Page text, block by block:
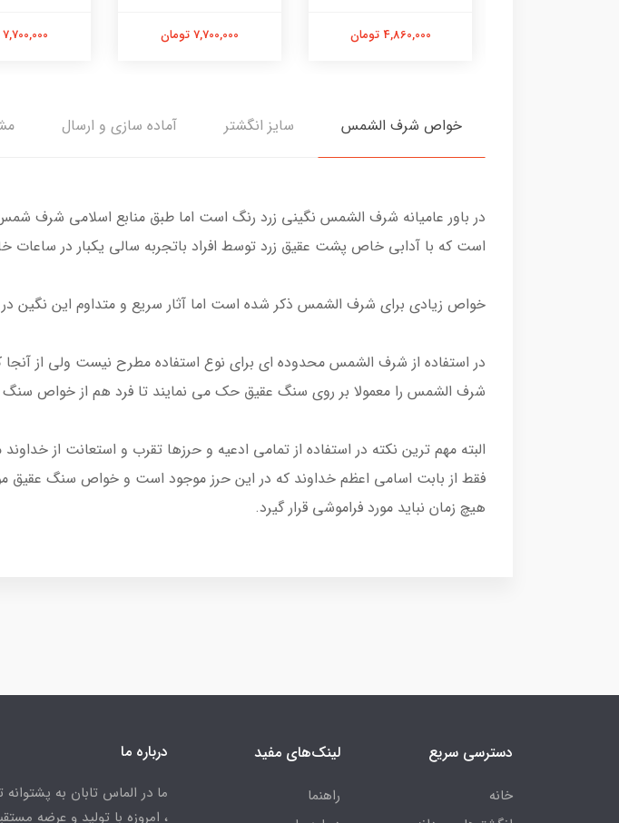
4,860,000 تومان 7,700,000 تومان 7,700,000 تومان
خواص شرف الشمس سایز انگشتر آماده سازی و ارسال
در باور عامیانه شرف الشمس نگینی زرد رنگ است اما طبق منابع اسلامی شرف
است که با آدابی خاص پشت عقیق زرد توسط افراد باتجربه سالی یکبار در ساعات خاصی از ۱۹ فروردین مطابق تقویم‌ نجومی
خواص زیادی برای شرف الشمس ذکر شده است اما آثار سریع و متداوم این نگین
در استفاده از شرف الشمس محدوده ای برای نوع استفاده مطرح نیست ولی از
شرف الشمس را معمولا بر روی سنگ عقیق حک می نمایند تا فرد هم از خواص
البته مهم ترین نکته در استفاده از تمامی ادعیه و حرزها تقرب و استعانت از
فقط از بابت اسامی اعظم خداوند که در این حرز موجود است و خواص سنگ عقیق
هیچ زمان نباید مورد فراموشی قرار گیرد.
دسترسی سریع
خانه
لینک‌های مفید
راهنما
درباره ما
ما در الماس تابان به
، امروزه با تولید و عرضه